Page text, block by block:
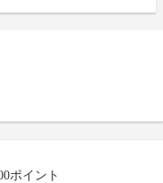
ポイント